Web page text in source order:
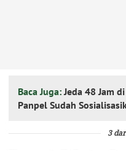
Baca Juga: Jeda 48 Jam
Panpel Sudah
3